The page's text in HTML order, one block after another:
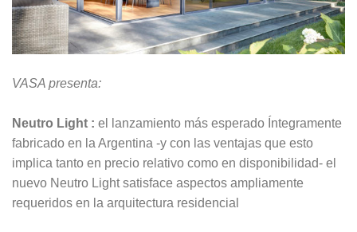
VASA presenta:
Neutro Light : el lanzamiento más esperado Íntegramente
fabricado en la Argentina -y con las ventajas que esto
implica tanto en precio relativo como en disponibilidad- el
nuevo Neutro Light satisface aspectos ampliamente
requeridos en la arquitectura residencial